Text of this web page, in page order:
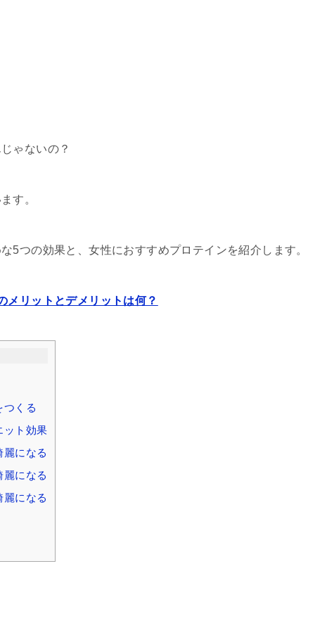
ゃないの？
す。
5つの効果と、女性におすすめプロテインを紹介します。
メリットとデメリットは何？
くる
ト効果
になる
になる
になる